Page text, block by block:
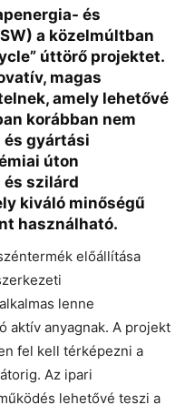
és
a közelmúltban
úttörő projektet.
magas
amely lehetővé
korábban nem
gyártási
úton
és szilárd
kiváló minőségű
használható.
előállítása
lenne
aktív anyagnak. A projekt
fel kell térképezni a
Az ipari
lehetővé teszi a
Mr wAIste Close